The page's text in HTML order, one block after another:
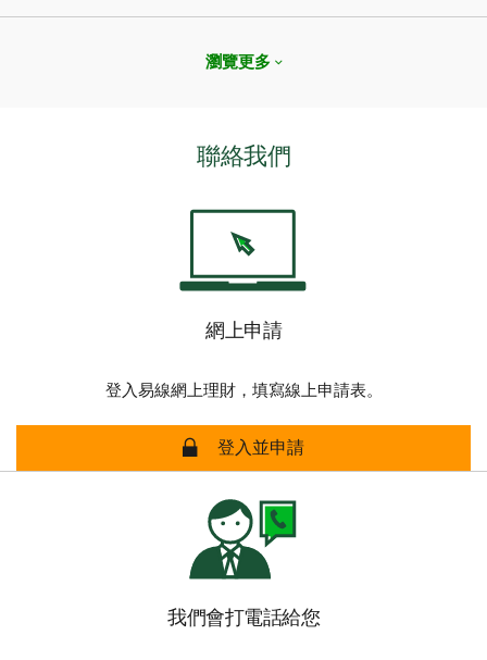
瀏覽更多
聯絡我們
網上申請
登入易線網上理財，填寫線上申請表。
網上申請
登入並申請
我們會打電話給您